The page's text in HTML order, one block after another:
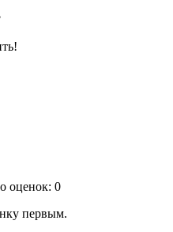
оценок: 0
первым.